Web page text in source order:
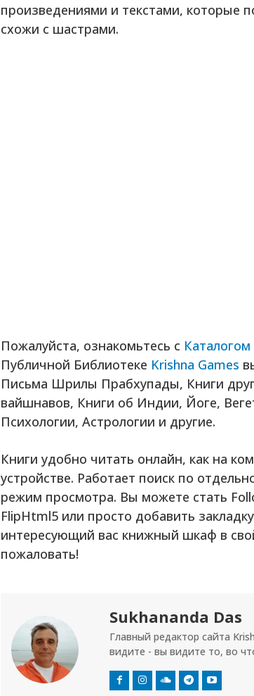
произведениями и текстами, которые
схожи с шастрами.
Пожалуйста, ознакомьтесь с Каталогом
Публичной Библиотеке Krishna Games
Письма Шрилы Прабхупады, Книги
вайшнавов, Книги об Индии, Йоге,
Психологии, Астрологии и другие.
Книги удобно читать онлайн, как на
устройстве. Работает поиск по
режим просмотра. Вы можете стать
FlipHtml5 или просто добавить
интересующий вас книжный шкаф в
пожаловать!
Sukhananda Das
Главный редактор сайта
видите - вы видите то, во